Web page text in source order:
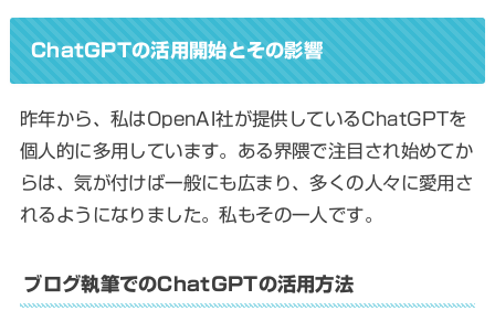
ChatGPTの活用開始とその影響
昨年から、私はOpenAI社が提供しているChatGPTを
個人的に多用しています。ある界隈で注目され始めてか
らは、気が付けば一般にも広まり、多くの人々に愛用さ
れるようになりました。私もその一人です。
ブログ執筆でのChatGPTの活用方法